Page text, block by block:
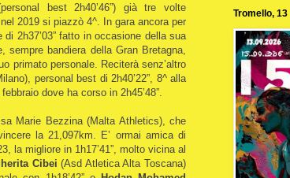
best 2h40’46”) già tre volte
2019 si piazzò 4^. In gara ancora per
2h37’03” fatto in occasione della sua
bandiera della Gran Bretagna,
primato personale. Reciterà senz’altro
personal best di 2h40’22”, 8^ alla
dove ha corso in 2h45’48”.
Marie Bezzina (Malta Athletics), che
la 21,097km. E’ ormai amica di
la migliore in 1h17’41”, molto vicina al
Cibei (Asd Atletica Alta Toscana)
Tromello,